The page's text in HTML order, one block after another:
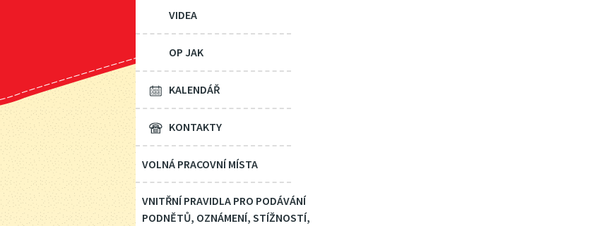
VIDEA
OP JAK
KALENDÁŘ
KONTAKTY
VOLNÁ PRACOVNÍ MÍSTA
VNITŘNÍ PRAVIDLA PRO PODÁVÁNÍ
PODNĚTŮ, OZNÁMENÍ, STÍŽNOSTÍ,